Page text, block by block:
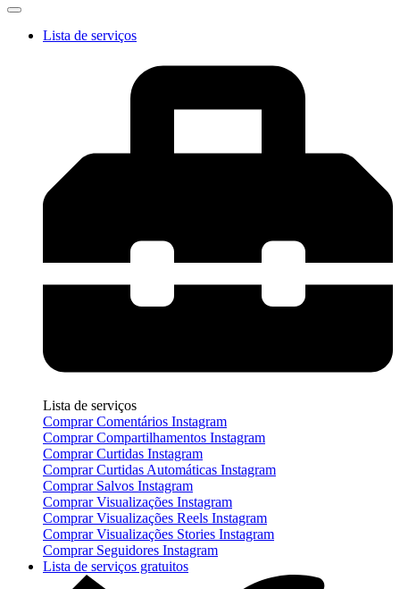
Lista de serviços
Lista de serviços
Comprar Comentários Instagram
Comprar Compartilhamentos Instagram
Comprar Curtidas Instagram
Comprar Curtidas Automáticas Instagram
Comprar Salvos Instagram
Comprar Visualizações Instagram
Comprar Visualizações Reels Instagram
Comprar Visualizações Stories Instagram
Comprar Seguidores Instagram
Lista de serviços gratuitos